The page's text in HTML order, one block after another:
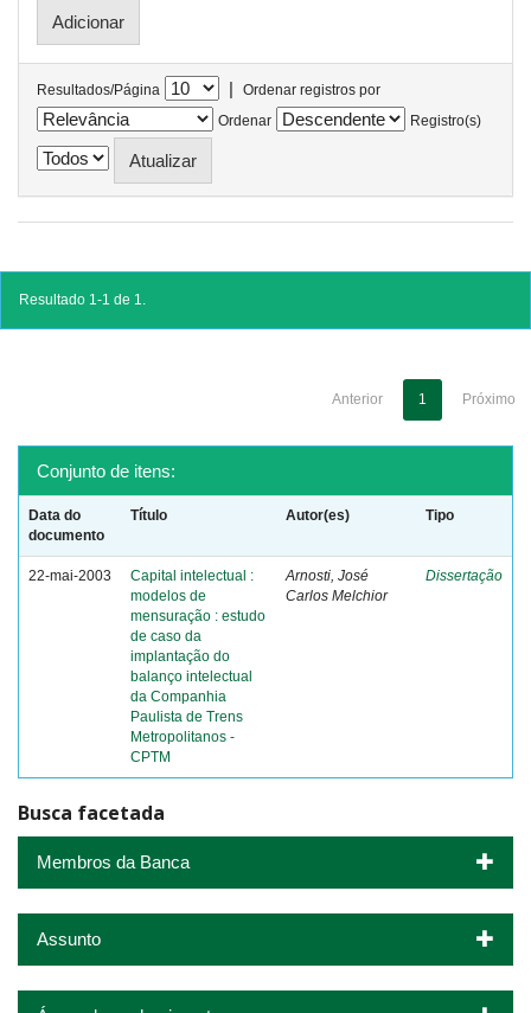
Resultados/Página |
Ordenar registros por
Ordenar
Registro(s)
Resultado 1-1 de 1.
Anterior 1 Próximo
Conjunto de itens:
Data do
documento
Título Autor(es) Tipo
22-mai-2003
Capital intelectual :
modelos de
mensuração : estudo
de caso da
implantação do
balanço intelectual
da Companhia
Paulista de Trens
Metropolitanos -
CPTM
Arnosti, José
Carlos Melchior
Dissertação
Busca facetada
Membros da Banca
Assunto